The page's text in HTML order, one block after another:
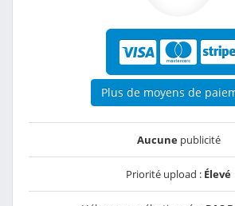
Plus de moyens de
Aucunepublicité
Priorité upload : Élevé